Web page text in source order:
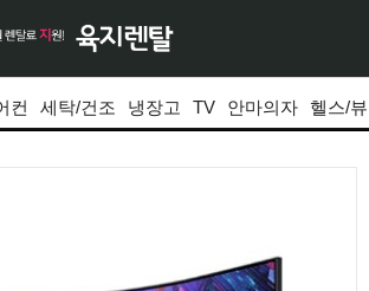
컨 세탁/건조 냉장고 TV 안마의자 헬스/